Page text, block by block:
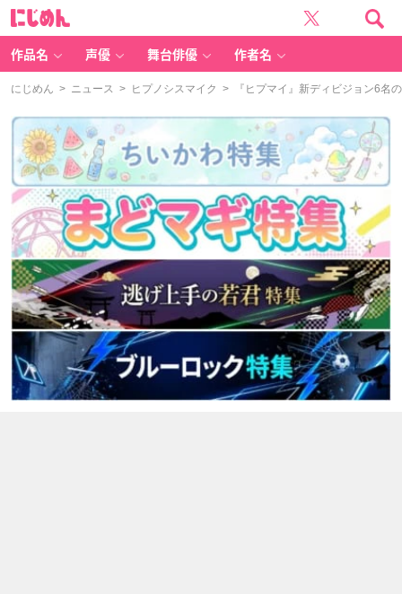
作品名 声優 舞台俳優 作者名
にじめん > ニュース > ヒプノシスマイク > 『ヒプマイ』新ディビジョン6名